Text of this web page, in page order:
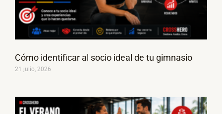
Cómo identificar al socio ideal de tu gimnasio
21 julio, 2026